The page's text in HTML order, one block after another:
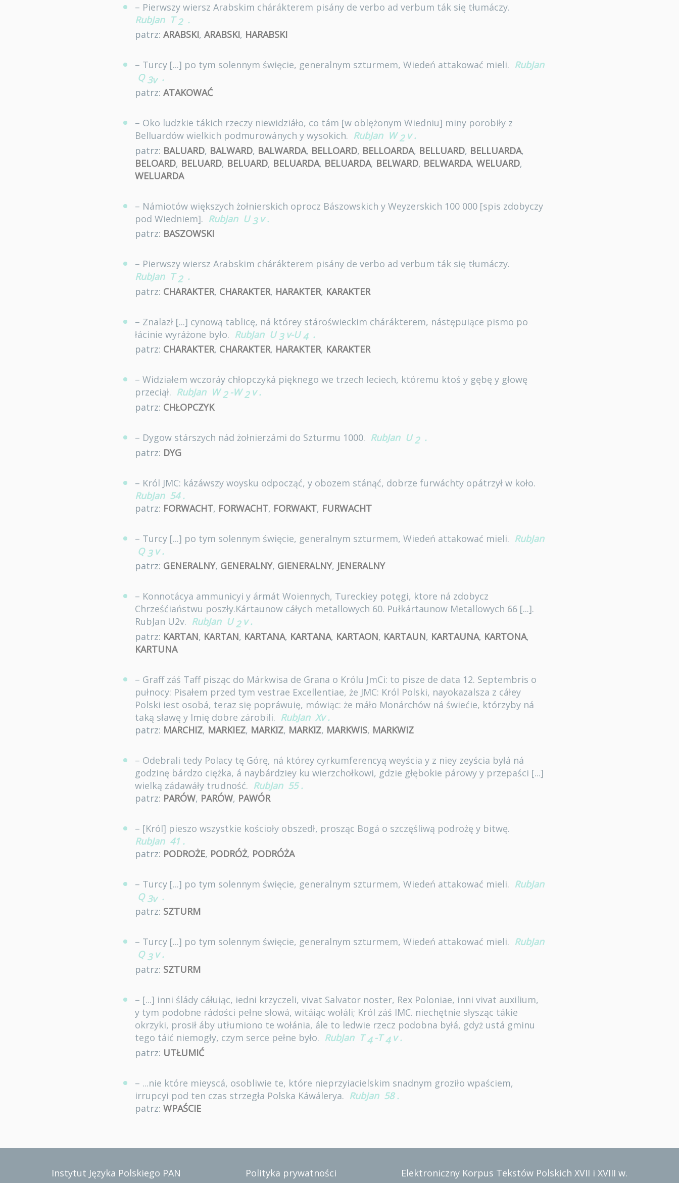
– Pierwszy wiersz Arabskim chárákterem pisány de verbo ad verbum ták się tłumáczy.
RubJan T 2 .
patrz: ARABSKI, ARABSKI, HARABSKI
– Turcy [...] po tym solennym święcie, generalnym szturmem, Wiedeń attakować mieli. RubJan
Q 3v .
patrz: ATAKOWAĆ
– Oko ludzkie tákich rzeczy niewidziáło, co tám [w oblężonym Wiedniu] miny porobiły z
Belluardów wielkich podmurowánych y wysokich. RubJan W 2 v .
patrz: BALUARD, BALWARD, BALWARDA, BELLOARD, BELLOARDA, BELLUARD, BELLUARDA,
BELOARD, BELUARD, BELUARD, BELUARDA, BELUARDA, BELWARD, BELWARDA, WELUARD,
WELUARDA
– Námiotów większych żołnierskich oprocz Bászowskich y Weyzerskich 100 000 [spis zdobyczy
pod Wiedniem]. RubJan U 3 v .
patrz: BASZOWSKI
– Pierwszy wiersz Arabskim chárákterem pisány de verbo ad verbum ták się tłumáczy.
RubJan T 2 .
patrz: CHARAKTER, CHARAKTER, HARAKTER, KARAKTER
– Znalazł [...] cynową tablicę, ná którey stároświeckim chárákterem, nástępuiące pismo po
łácinie wyráżone było. RubJan U 3 v-U 4 .
patrz: CHARAKTER, CHARAKTER, HARAKTER, KARAKTER
– Widziałem wczoráy chłopczyká pięknego we trzech leciech, któremu ktoś y gębę y głowę
przeciął. RubJan W 2 -W 2 v .
patrz: CHŁOPCZYK
– Dygow stárszych nád żołnierzámi do Szturmu 1000. RubJan U 2 .
patrz: DYG
– Król JMC: kázáwszy woysku odpocząć, y obozem stánąć, dobrze furwáchty opátrzył w koło.
RubJan 54 .
patrz: FORWACHT, FORWACHT, FORWAKT, FURWACHT
– Turcy [...] po tym solennym święcie, generalnym szturmem, Wiedeń attakować mieli. RubJan
Q 3 v .
patrz: GENERALNY, GENERALNY, GIENERALNY, JENERALNY
– Konnotácya ammunicyi y ármát Woiennych, Tureckiey potęgi, ktore ná zdobycz
Chrześćiaństwu poszły.Kártaunow cáłych metallowych 60. Pułkártaunow Metallowych 66 [...].
RubJan U2v. RubJan U 2 v .
patrz: KARTAN, KARTAN, KARTANA, KARTANA, KARTAON, KARTAUN, KARTAUNA, KARTONA,
KARTUNA
– Graff záś Taff pisząc do Márkwisa de Grana o Królu JmCi: to pisze de data 12. Septembris o
pułnocy: Pisałem przed tym vestrae Excellentiae, że JMC: Król Polski, nayokazalsza z cáłey
Polski iest osobá, teraz się popráwuię, mówiąc: że máło Monárchów ná świećie, którzyby ná
taką sławę y Imię dobre zárobili. RubJan Xv .
patrz: MARCHIZ, MARKIEZ, MARKIZ, MARKIZ, MARKWIS, MARKWIZ
– Odebrali tedy Polacy tę Górę, ná którey cyrkumferencyą weyścia y z niey zeyścia byłá ná
godzinę bárdzo ciężka, á naybárdziey ku wierzchołkowi, gdzie głębokie párowy y przepaści [...]
wielką zádawáły trudność. RubJan 55 .
patrz: PARÓW, PARÓW, PAWÓR
– [Król] pieszo wszystkie kościoły obszedł, prosząc Bogá o szczęśliwą podrożę y bitwę.
RubJan 41 .
patrz: PODROŻE, PODRÓŻ, PODRÓŻA
– Turcy [...] po tym solennym święcie, generalnym szturmem, Wiedeń attakować mieli. RubJan
Q 3v .
patrz: SZTURM
– Turcy [...] po tym solennym święcie, generalnym szturmem, Wiedeń attakować mieli. RubJan
Q 3 v .
patrz: SZTURM
– [...] inni ślády cáłuiąc, iedni krzyczeli, vivat Salvator noster, Rex Poloniae, inni vivat auxilium,
y tym podobne rádości pełne słowá, witáiąc wołáli; Król záś IMC. niechętnie słysząc tákie
okrzyki, prosił áby utłumiono te wołánia, ále to ledwie rzecz podobna byłá, gdyż ustá gminu
tego táić niemogły, czym serce pełne było. RubJan T 4 -T 4 v .
patrz: UTŁUMIĆ
– ...nie które mieyscá, osobliwie te, które nieprzyiacielskim snadnym groziło wpaściem,
irrupcyi pod ten czas strzegła Polska Káwálerya. RubJan 58 .
patrz: WPAŚCIE
Instytut Języka Polskiego PAN Polityka prywatności Elektroniczny Korpus Tekstów Polskich XVII i XVIII w.